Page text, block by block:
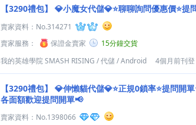
【3290禮包】 💎小魔女代儲💎⭐聊聊詢問優惠價⭐提
賣家資料： No.314271
賣家服務：
保證金賣家
15分鐘交貨
我的英雄學院 SMASH RISING /代儲/Android 4個月前刊登
【3290禮包】
💎伸懶貓代儲💎⭐正規0鎖率⭐提問開
各面額歡迎提問開單📢
賣家資料： No.1398066